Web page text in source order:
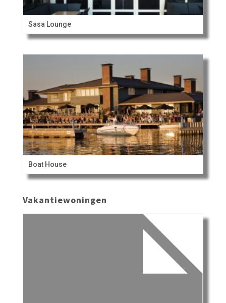
Sasa Lounge
Boat House
Vakantiewoningen